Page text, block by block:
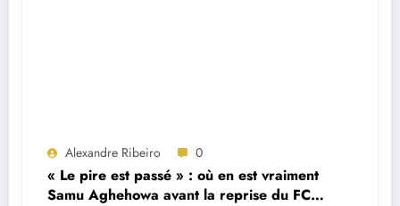
Alexandre Ribeiro 0
« Le pire est passé » : où en est vraiment
Samu Aghehowa avant la reprise du FC